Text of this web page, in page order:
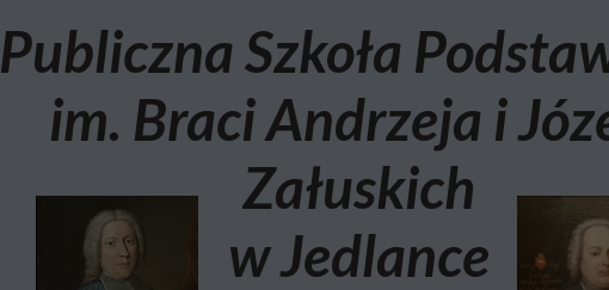
Publiczna Szkoła
im. Braci Andrzeja i
Załuskich
w Jedlance